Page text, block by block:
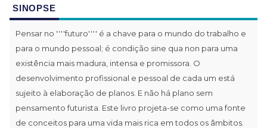
SINOPSE
Pensar no ''''futuro'''' é a chave para o mundo do trabalho e
para o mundo pessoal; é condição sine qua non para uma
existência mais madura, intensa e promissora. O
desenvolvimento profissional e pessoal de cada um está
sujeito à elaboração de planos. E não há plano sem
pensamento futurista. Este livro projeta-se como uma fonte
de conceitos para uma vida mais rica em todos os âmbitos.